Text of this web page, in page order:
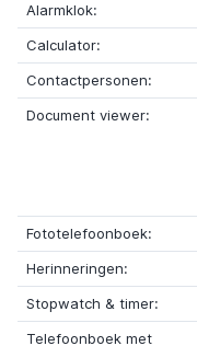
Alarmklok:
Calculator:
Contactpersonen:
Document viewer:
Fototelefoonboek:
Herinneringen:
Stopwatch & timer:
Telefoonboek met